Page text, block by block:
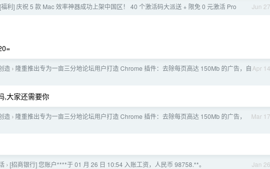
Jun 27
[福利] 庆祝 5 款 Mac 效率神器成功上架中国区！ 40 个激活码大派送 + 限免 0 元激活 Pro
Apr 14
造 › 隆重推出专为一亩三分地论坛用户打造 Chrome 插件：去除每页高达 150Mb 的广告，自
,大家还需要你
Mar 17
造 › 隆重推出专为一亩三分地论坛用户打造 Chrome 插件：去除每页高达 150Mb 的广告，
Jan 26
› [招商银行] 您账户****于 01 月 26 日 10:54 入账工资，人民币 98758.**。